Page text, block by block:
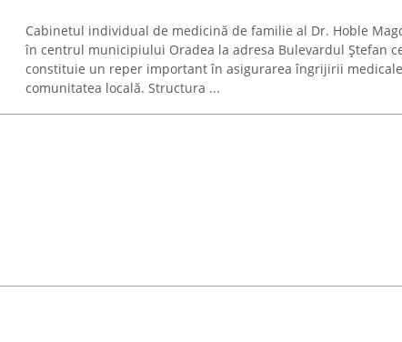
Cabinetul individual de medicină de familie al Dr. Hoble
în centrul municipiului Oradea la adresa Bulevardul Ștefan
constituie un reper important în asigurarea îngrijirii
comunitatea locală. Structura ...